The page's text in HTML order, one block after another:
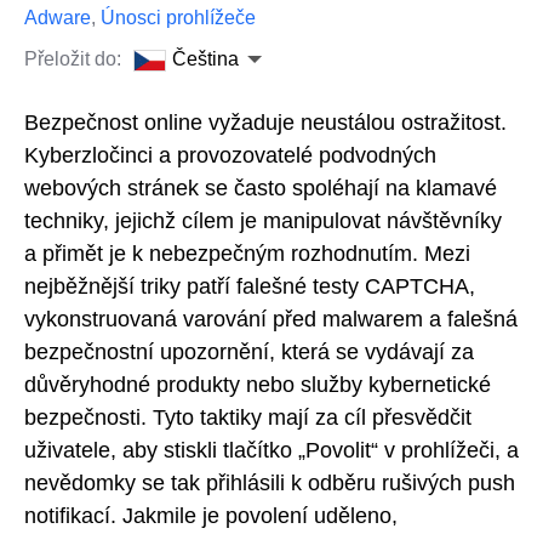
Adware, Únosci prohlížeče
Přeložit do:
Čeština
Bezpečnost online vyžaduje neustálou ostražitost.
Kyberzločinci a provozovatelé podvodných
webových stránek se často spoléhají na klamavé
techniky, jejichž cílem je manipulovat návštěvníky
a přimět je k nebezpečným rozhodnutím. Mezi
nejběžnější triky patří falešné testy CAPTCHA,
vykonstruovaná varování před malwarem a falešná
bezpečnostní upozornění, která se vydávají za
důvěryhodné produkty nebo služby kybernetické
bezpečnosti. Tyto taktiky mají za cíl přesvědčit
uživatele, aby stiskli tlačítko „Povolit“ v prohlížeči, a
nevědomky se tak přihlásili k odběru rušivých push
notifikací. Jakmile je povolení uděleno,